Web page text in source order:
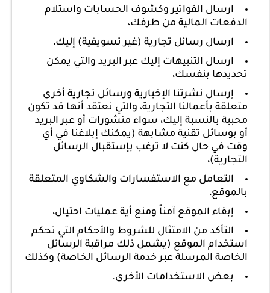
ارسال الفواتير وكشوف الحسابات واستلام
الدفعات المالية من طرفك،
ارسال رسائل تجارية (غير تسويقية) إليك،
ارسال التنبيهات إليك عبر البريد والتي يمكن
تحديدها بنفسك،
إرسال نشرتنا الإخبارية ورسائل تجارية أخرى
متعلقة بأعمالنا التجارية، والتي نعتقد أنها قد تكون
محببة بالنسبة إليك، سواء منشورات أو عبر البريد
أو بوسائل تقنية مشابهة (يمكنك إبلاغنا في أي
وقت في حال كنت لا ترغب بإستقبال الرسائل
التجارية)،
التعامل مع الاستفسارات والشكاوي المتعلقة
بالموقع،
إبقاء الموقع آمناً ومنع أية عمليات احتيال،
التأكد من الامتثال للشروط والأحكام التي تحكم
استخدام الموقع (يشمل ذلك مراقبة الرسائل
الخاصة المرسلة عبر خدمة الرسائل الخاصة) وكذلك
بعض الاستخدامات الأخرى.